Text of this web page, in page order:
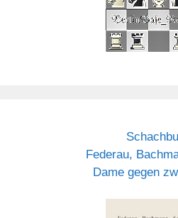
Federau,
Dame gegen